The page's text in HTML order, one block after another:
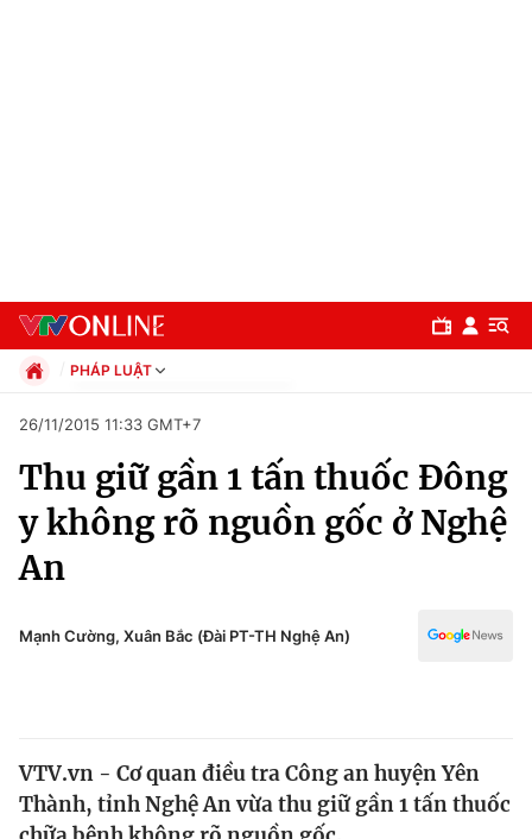
Chuyên mục
Chính trị
Thế giới
PHÁP LUẬT
Xã hội
Pháp luật
Kinh tế
Thể thao
Đời sống
26/11/2015 11:33 GMT+7
Thu giữ gần 1 tấn thuốc Đông
y không rõ nguồn gốc ở Nghệ
An
Mạnh Cường, Xuân Bắc (Đài PT-TH Nghệ An)
VTV.vn - Cơ quan điều tra Công an huyện Yên
Thành, tỉnh Nghệ An vừa thu giữ gần 1 tấn thuốc